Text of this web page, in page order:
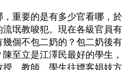
重要的是有多少官看哪，於
氓教唆犯。現在各級官員有
個不包二奶的？包二奶後有
至立是江澤民最好的學生，
、教師、學生往嫖客娼妓方